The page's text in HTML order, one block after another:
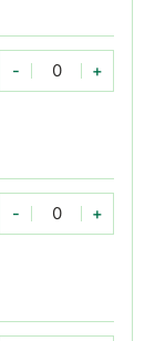
-
Medvaržčiai su
+
-
Polikarbonato
+